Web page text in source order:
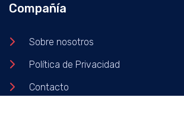
Compañía
Sobre nosotros
Política de Privacidad
Contacto